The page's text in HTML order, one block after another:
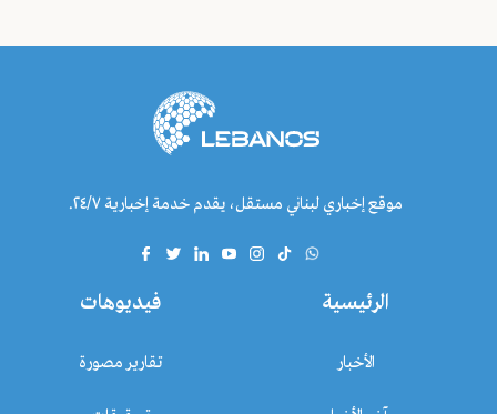
موقع إخباري لبناني مستقل، يقدم خدمة إخبارية ٢٤/٧.
الرئيسية
الأخبار
فيديوهات
تقارير مصورة